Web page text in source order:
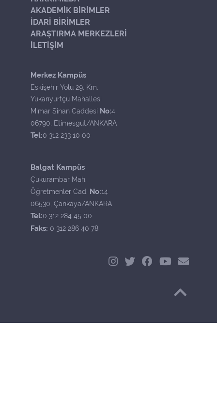
AKADEMİK BİRİMLER
İDARİ BİRİMLER
ARAŞTIRMA MERKEZLERİ
İLETİŞİM
Merkez Kampüs
Eskişehir Yolu 29. Km.
Yukarıyurtçu Mahallesi
Mimar Sinan Caddesi No:4
06790, Etimesgut/ANKARA
Tel:0 312 233 10 00
Balgat Kampüs
Çukurambar Mah.
Öğretmenler Cad. No:14
06530, Çankaya/ANKARA
Tel:0 312 284 45 00
Faks: 0 312 286 40 78